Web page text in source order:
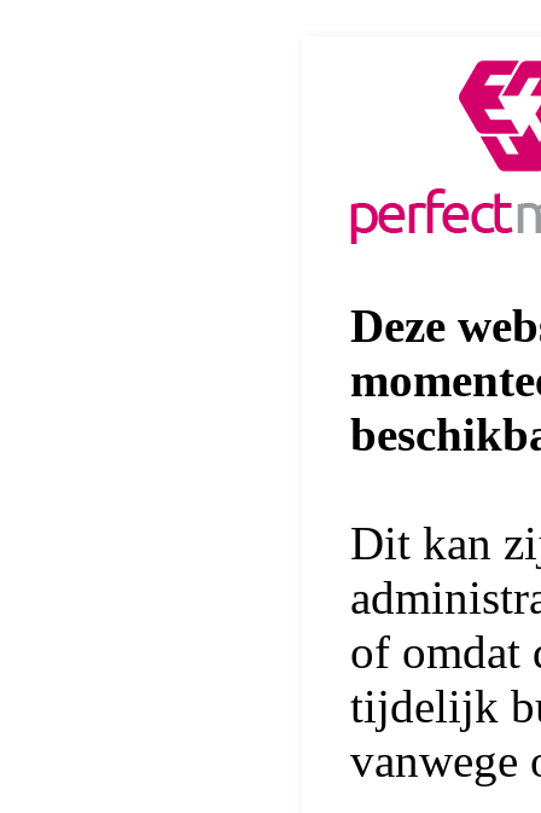
Deze
Dit kan
of omdat
tijdelijk
vanwege